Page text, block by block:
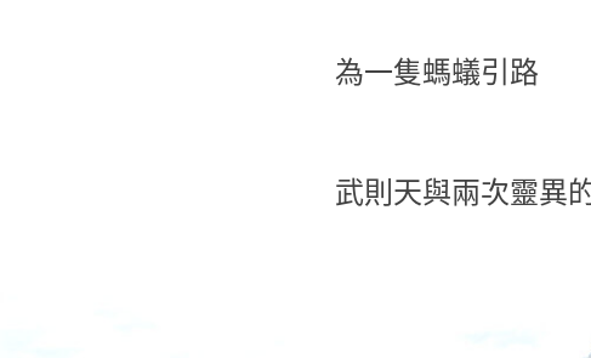
為一隻螞蟻引路
武則天與兩次靈異